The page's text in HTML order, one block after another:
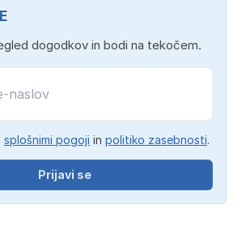
dogodkov in bodi na tekočem.
splošnimi pogoji in politiko zasebnosti.
Prijavi se